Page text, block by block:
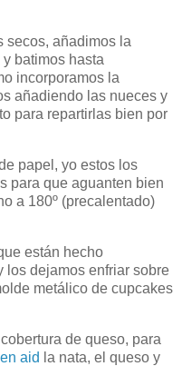
secos, añadimos la
batimos hasta
incorporamos la
añadiendo las nueces y
para repartirlas bien por
papel, yo estos los
para que aguanten bien
a 180º (precalentado)
están hecho
los dejamos enfriar sobre
metálico de cupcakes
de queso, para
aid la nata, el queso y